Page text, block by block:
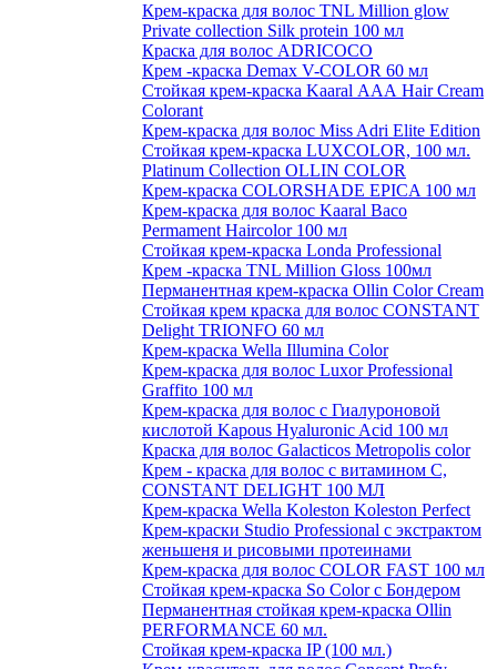
Крем-краска для волос TNL Million glow
Private collection Silk protein 100 мл
Краска для волос ADRICOCO
Крем -краска Demax V-COLOR 60 мл
Стойкая крем-краска Kaaral ААА Hair Cream
Colorant
Крем-краска для волос Miss Adri Elite Edition
Стойкая крем-краска LUXCOLOR, 100 мл.
Platinum Collection OLLIN COLOR
Крем-краска COLORSHADE EPICA 100 мл
Крем-краска для волос Kaaral Baco
Permament Haircolor 100 мл
Стойкая крем-краска Londa Professional
Крем -краска TNL Million Gloss 100мл
Перманентная крем-краска Ollin Color Cream
Стойкая крем краска для волос CONSTANT
Delight TRIONFO 60 мл
Крем-краска Wella Illumina Color
Крем-краска для волос Luxor Professional
Graffito 100 мл
Крем-краска для волос с Гиалуроновой
кислотой Kapous Hyaluronic Acid 100 мл
Краска для волос Galacticos Metropolis color
Крем - краска для волос с витамином С,
CONSTANT DELIGHT 100 МЛ
Крем-краска Wella Koleston Koleston Perfect
Крем-краски Studio Professional с экстрактом
женьшеня и рисовыми протеинами
Крем-краска для волос COLOR FAST 100 мл
Стойкая крем-краска So Color с Бондером
Перманентная стойкая крем-краска Ollin
PERFORMANCE 60 мл.
Стойкая крем-краска IP (100 мл.)